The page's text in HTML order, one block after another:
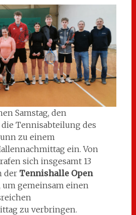
Samstag, den
die Tennisabteilung des
zu einem
ein. Von
sich insgesamt 13
der Tennishalle Open
um gemeinsam einen
zu verbringen.